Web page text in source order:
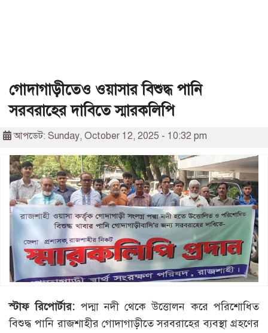
গোদাগাড়ীতেও ওয়াসার বিশুদ্ধ পানি
সরবরাহের দাবিতে স্মারকলিপি
আপডেট: Sunday, October 12, 2025 - 10:32 pm
স্টাফ রিপোর্টার: পদ্মা নদী থেকে উত্তোলন করে পরিশোধিত
বিশুদ্ধ পানি রাজশাহীর গোদাগাড়ীতে সরবরাহের ব্যবস্থা গ্রহণের